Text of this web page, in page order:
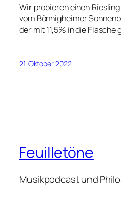
Wir probieren einen
vom Bönnigheimer
der mit 11,5% in die Flasche
21. Oktober 2022
Feuilletöne
Musikpodcast und